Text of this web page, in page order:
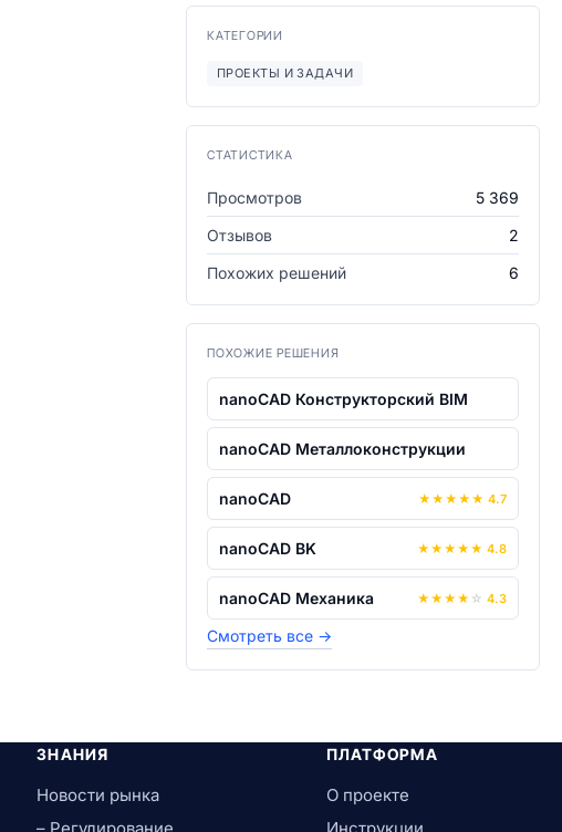
КАТЕГОРИИ
ПРОЕКТЫ И ЗАДАЧИ
СТАТИСТИКА
Просмотров
5 369
Отзывов
2
Похожих решений
6
ПОХОЖИЕ РЕШЕНИЯ
nanoCAD Конструкторский BIM
nanoCAD Металлоконструкции
nanoCAD ★ ★ ★ ★ ★ 4.7
nanoCAD BK ★ ★ ★ ★ ★ 4.8
nanoCAD Механика ★ ★ ★ ★ ☆ 4.3
Смотреть все →
ЗНАНИЯ
Новости рынка
ПЛАТФОРМА
О проекте